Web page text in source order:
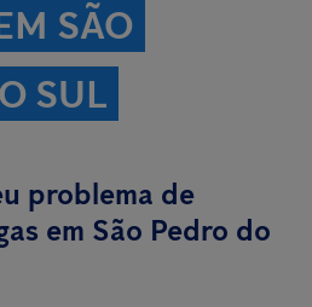
SÃO
SUL
problema de
em São Pedro do